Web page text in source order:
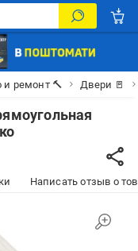
и ремонт 🔨 Двери 🚪
Написать отзыв о